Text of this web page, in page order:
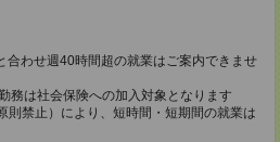
わせ週40時間超の就業はご案内できませ
務は社会保険への加入対象となります
禁止）により、短時間・短期間の就業は